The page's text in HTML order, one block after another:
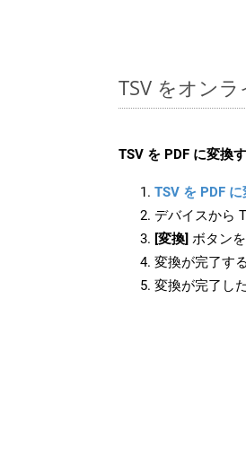
TSV をオン
TSV を PDF に変換
TSV を PDF
デバイスから
[変換] ボタン
変換が完了す
変換が完了し